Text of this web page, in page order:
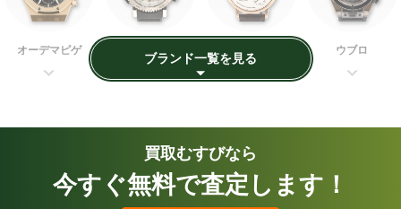
オーデマピゲ ブレゲ A.ランゲ＆ゾーネ ウブロ
カルティエ グランドセイコー ロレックス
ーアクアテラ
買取むすびなら
今すぐ無料で査定します！